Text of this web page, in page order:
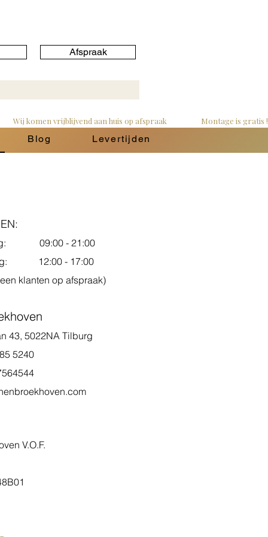
Afspraak
Blog Levertijden
09:00 - 21:00
12:00 - 17:00
klanten op afspraak)
43, 5022NA​ Tilburg
5240
V.O.F.